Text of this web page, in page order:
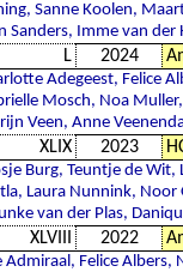
Sanne Koolen,
Sanders, Imme van
L 2024
Adegeest, Felice
Mosch, Noa
Veen, Anne
XLIX 2023
Burg, Teuntje de Wit,
Laura Nunnink, Noor
van der Plas,
XLVIII 2022
Admiraal, Felice Albers,